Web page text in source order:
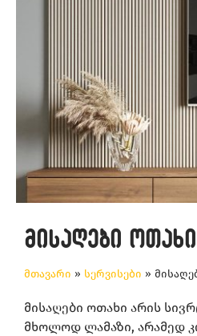
მისაღები
მთავარი » სერვისები »
მისაღები ოთახი არის
მხოლოდ ლამაზი, არამედ